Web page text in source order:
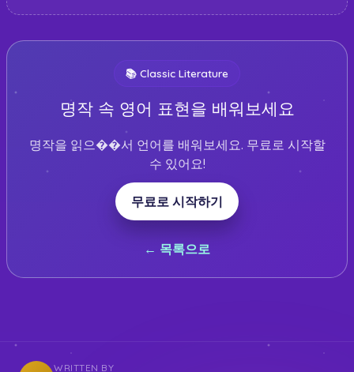
📚 Classic Literature
명작 속 영어 표현을 배워보세요
명작을 읽으��서 언어를 배워보세요. 무료로 시작할
수 있어요!
무료로 시작하기
← 목록으로
WRITTEN BY